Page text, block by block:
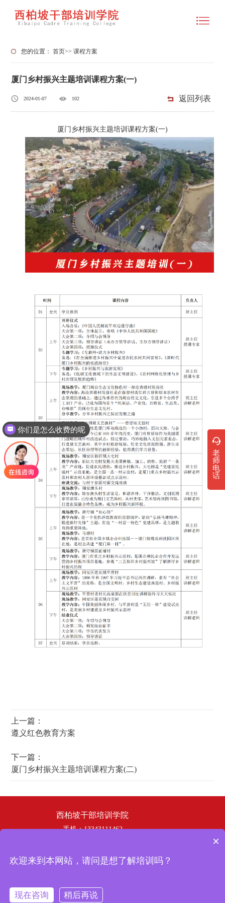
您的位置：首页>>课程方案
厦门乡村振兴主题培训课程方案(一)
2024-01-07 102 返回列表
厦门乡村振兴主题培训课程方案(一)
上一篇：
遵义红色教育方案
下一篇：
厦门乡村振兴主题培训课程方案(二)
西柏坡干部培训学院
手机：13343111462
地址：西柏坡干部培训学院
Copyright © 2024 西柏坡干部培训学院 版权所有
19035902号-3
老
师
电
话
你们是怎么收费的呢
×
欢迎来到本网站，请问是想了解培训吗？
现在咨询
稍后再说